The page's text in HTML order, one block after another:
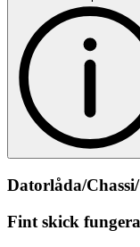
Datorlåda/
Fint skick